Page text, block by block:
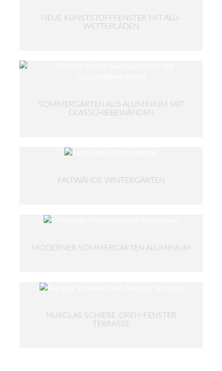
NEUE KUNSTSTOFFFENSTER MIT ALU-
WETTERLÄDEN
SOMMERGARTEN AUS ALUMINIUM MIT
GLASSCHIEBEWÄNDEN
FALTWÄNDE WINTERGARTEN
MODERNER SOMMERGARTEN ALUMINIUM
NURGLAS SCHIEBE-DREH-FENSTER
TERRASSE